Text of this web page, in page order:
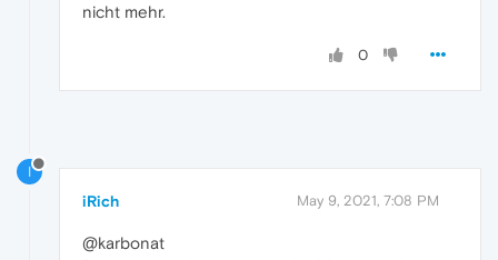
nicht mehr.
0
I
iRich May 9, 2021, 7:08 PM
@karbonat